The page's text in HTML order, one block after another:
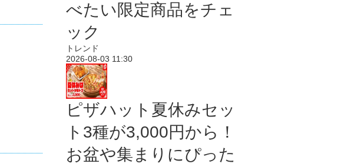
べたい限定商品をチェ
ック
トレンド
2026-08-03 11:30
ピザハット夏休みセッ
ト3種が3,000円から！
お盆や集まりにぴった